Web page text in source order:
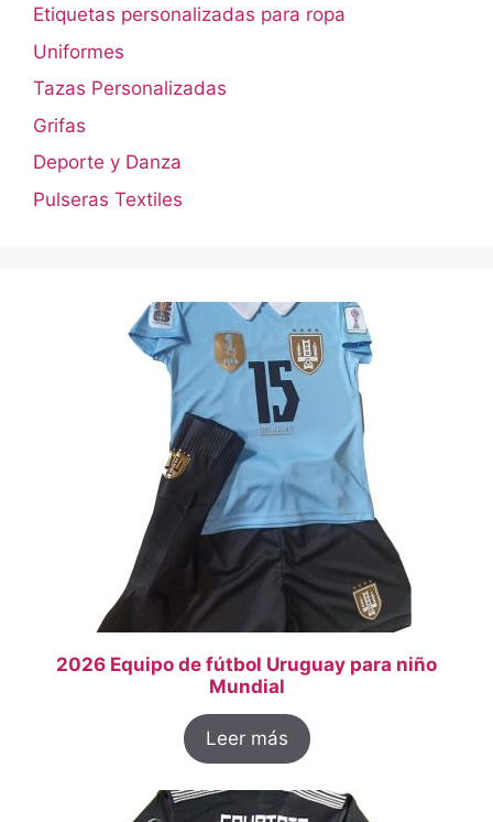
Etiquetas personalizadas para ropa
Uniformes
Tazas Personalizadas
Grifas
Deporte y Danza
Pulseras Textiles
2026 Equipo de fútbol Uruguay para niño
Mundial
Leer más